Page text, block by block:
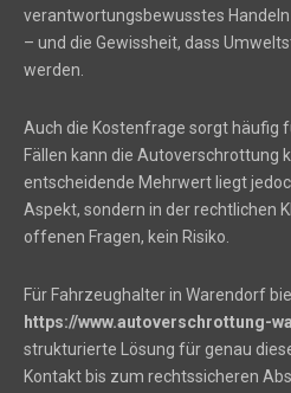
verantwortungsbewusstes
– und die Gewissheit, dass
werden.
Auch die Kostenfrage sorgt häufig
Fällen kann die Autoverschrottung
entscheidende Mehrwert liegt
Aspekt, sondern in der rechtlichen
offenen Fragen, kein Risiko.
Für Fahrzeughalter in Warendorf
https://www.autoverschrottung-
strukturierte Lösung für genau
Kontakt bis zum rechtssicheren